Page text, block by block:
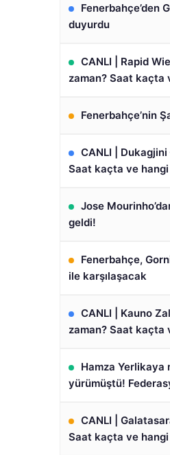
Fenerbahçe’den
duyurdu
CANLI | Rapid
zaman? Saat kaçta
Fenerbahçe’nin
CANLI | Dukagjini
Saat kaçta ve
Jose
geldi!
Fenerbahçe,
ile karşılaşacak
CANLI | Kauno
zaman? Saat kaçta
Hamza Yerlikaya
yürümüştü!
CANLI |
Saat kaçta ve